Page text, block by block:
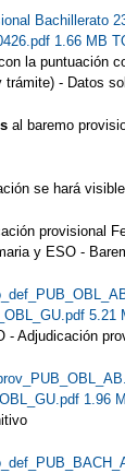
Bachillerato
1.66 MB
la puntuación
- Datos
al baremo
se hará
provisional
y ESO -
5.21
- Adjudicación
1.96